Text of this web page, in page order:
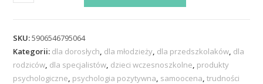
SKU:5906546795064
Kategorii: dla dorosłych, dla młodzieży, dla przedszkolaków, dla
rodziców, dla specjalistów, dzieci wczesnoszkolne, produkty
psychologiczne, psychologia pozytywna, samoocena,trudności